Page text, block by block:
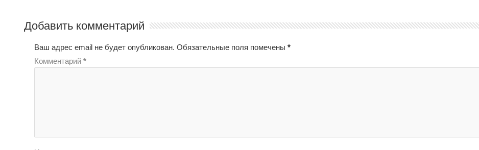
Добавить комментарий
Ваш адрес email не будет опубликован. Обязательные поля помечены *
Комментарий *